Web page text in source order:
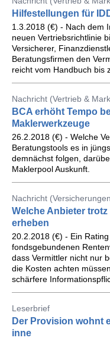
Hilfestellungen für
1.3.2018 (€) - Nach dem
neuen Vertriebsrichtlinie
Versicherer,
Beratungsfirmen den
reicht vom Handbuch bis
Nachricht (Vertrieb &
BCA erhöht Tempo
Maklerwerkzeuge
26.2.2018 (€) - Welche
Beratungstools es in
demnächst folgen,
Maklerpool Auskunft.
Nachricht
Welche Anbieter
erheben
20.2.2018 (€) - Ein
fondsgebundenen
dass Vermittler nicht nur
die Kosten achten
schärfere
Leserbrief
Der Provision wohnt
inne